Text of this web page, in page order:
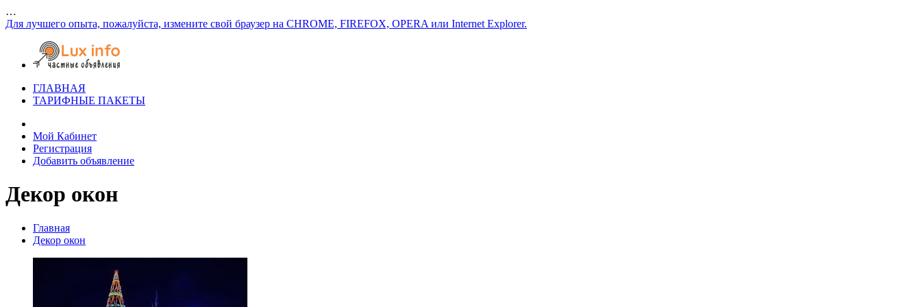
…
Для лучшего опыта, пожалуйста, измените свой браузер на CHROME, FIREFOX, OPERA или Internet Explorer.
ГЛАВНАЯ
ТАРИФНЫЕ ПАКЕТЫ
Мой Кабинет
Регистрация
Добавить объявление
Декор окон
Главная
Декор окон